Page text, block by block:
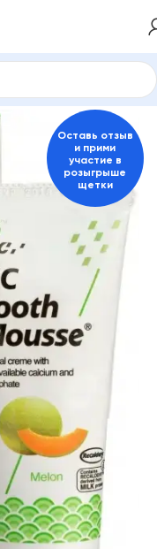
Крем для зубов GC
Оставь отзыв
и прими
участие в
розыгрыше
щетки